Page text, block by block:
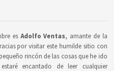
es Adolfo Ventas, amante de la
por visitar este humilde sitio con
rincón de las cosas que he ido
encantado de leer cualquier